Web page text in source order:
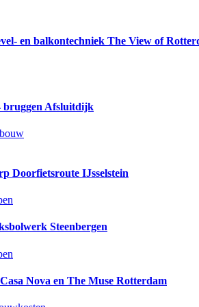
en balkontechniek The View of
bruggen Afsluitdijk
Doorfietsroute IJsselstein
Steenbergen
Nova en The Muse Rotterdam